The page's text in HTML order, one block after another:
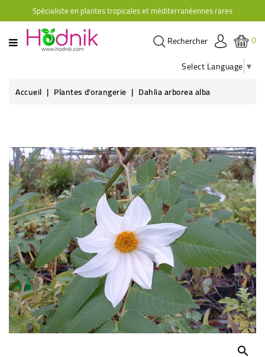
Spécialiste en plantes tropicales et méditerranéennes rares
CATÉGORIE
PLANTES
GRIMPANTES
HIBISCUS
BRUGMANSIAS
PLANTES
RUSTIQUES
PLANTES
RETOMBANTES
CACTÉES
-
PLANTES
GRASSES
BEGONIAS
DE
0
Rechercher
Select Language ▼
Accueil
Plantes d'orangerie Dahlia arborea alba
search